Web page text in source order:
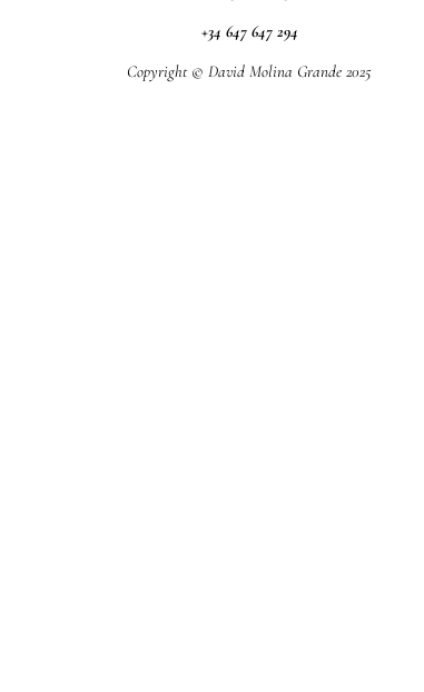
+34 647 647 294
Copyright © David Molina Grande 2025